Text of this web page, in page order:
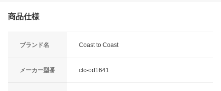
商品仕様
ブランド名 Coast to Coast
メーカー型番 ctc-od1641